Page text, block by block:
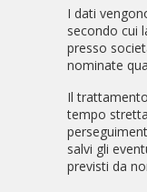
I dati
secondo cui
presso
nominate
Il
tempo
salvi gli
previsti da